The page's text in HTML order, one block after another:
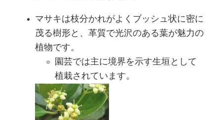
マサキは枝分かれがよくブッシュ状に密に
茂る樹形と、革質で光沢のある葉が魅力の
植物です。
園芸では主に境界を示す生垣として
植栽されています。